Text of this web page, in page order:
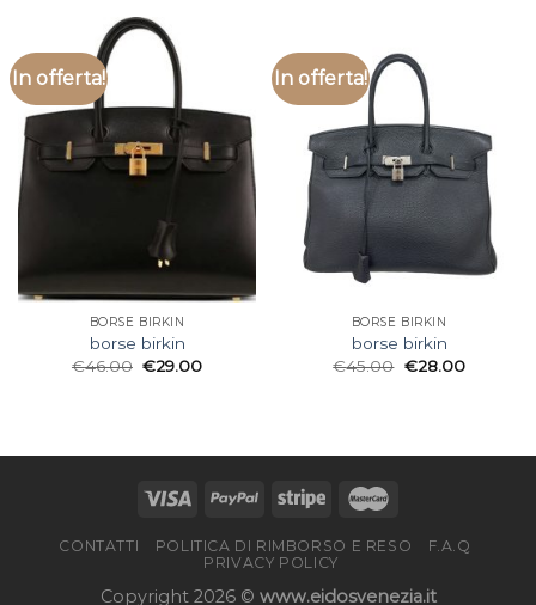
In offerta!
BORSE BIRKIN
borse birkin
€46.00 €29.00
In offerta!
BORSE BIRKIN
borse birkin
€45.00 €28.00
CONTATTI POLITICA DI RIMBORSO E RESO
F.A.Q
PRIVACY POLICY
Copyright 2026 © www.eidosvenezia.it